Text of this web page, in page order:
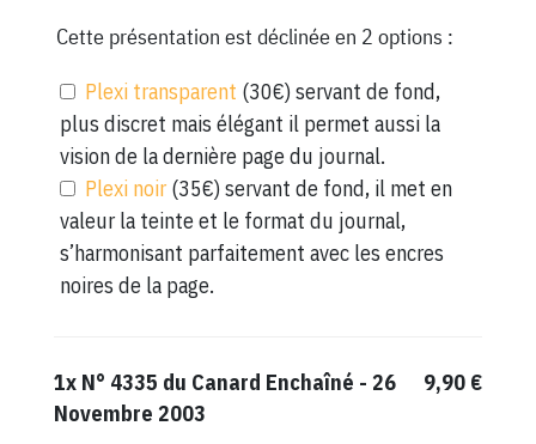
Cette présentation est déclinée en 2 options :
Plexi transparent (30€) servant de fond,
plus discret mais élégant il permet aussi la
vision de la dernière page du journal.
Plexi noir (35€) servant de fond, il met en
valeur la teinte et le format du journal,
s’harmonisant parfaitement avec les encres
noires de la page.
1x N° 4335 du Canard Enchaîné - 26
Novembre 2003
9,90 €